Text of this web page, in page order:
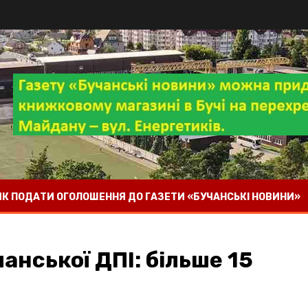
ПОДАТИ ОГОЛОШЕННЯ ДО ГАЗЕТИ «БУЧАНСЬКІ НОВИНИ»
ДПІ: більше 15